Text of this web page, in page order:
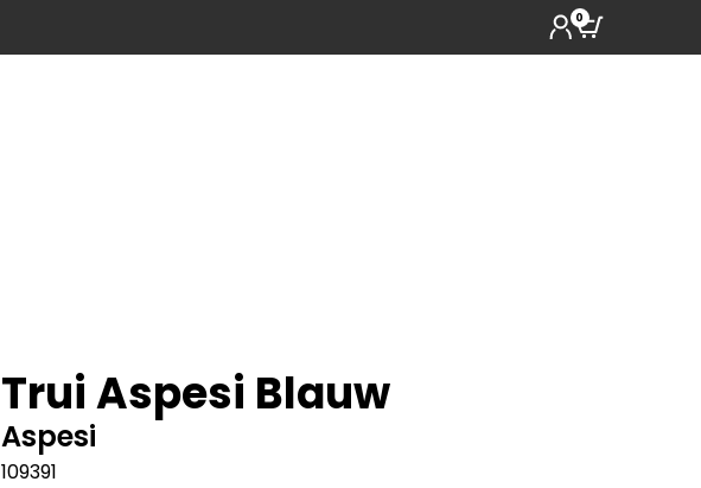
0
Trui Aspesi Blauw
Aspesi
109391